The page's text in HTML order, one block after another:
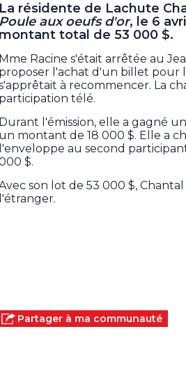
La résidente de Lachute
Poule aux oeufs d'or, le 6
montant total de 53 000 $.
Mme Racine s'était arrêtée au
proposer l'achat d'un billet pour
à recommencer. La
participation télé.
Durant l'émission, elle a gagné
un montant de 18 000 $. Elle a
l'enveloppe au second
$.
son lot de 53 000 $,
l'étranger.
Partager à ma communauté